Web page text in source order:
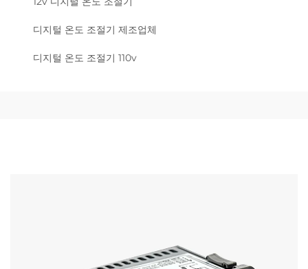
디지털 온도 조절기 제조업체
디지털 온도 조절기 110v